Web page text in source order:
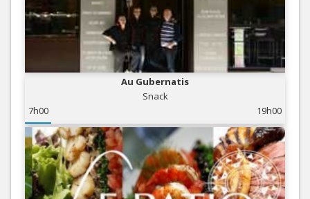
Au Gubernatis
Snack
7h00
19h00